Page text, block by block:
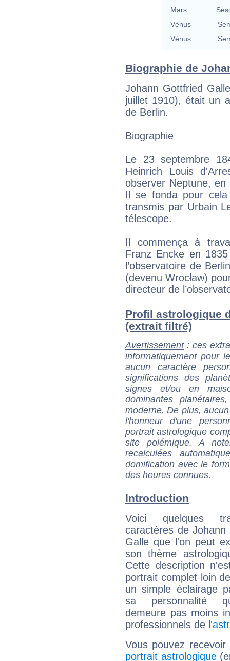
Mars
Vénus
Vénus
Biographie de
Johann Gottfried
juillet 1910), était un
de Berlin.
Biographie
Le 23 septembre
Heinrich Louis
observer Neptune, en
Il se fonda pour
transmis par Urbain
télescope.
Il commença à
Franz Encke en
l’observatoire de
(devenu Wrocław)
directeur de
Profil astrologique
(extrait filtré)
Avertissement: ces
informatiquement pour
aucun caractère
significations des
signes et/ou en
dominantes
moderne. De plus,
l'honneur d'une
portrait astrologique
site polémique. A
recalculées
domification avec le
des heures connues.
Introduction
Voici quelques
caractères de Johann
Galle que l'on peut
son thème
Cette description
portrait complet loin
un simple éclairage
sa personnalité
demeure pas moins
professionnels de l'
Vous pouvez
portrait astrologique